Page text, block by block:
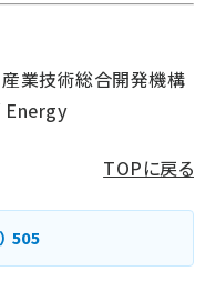
業技術総合開発機構
TOPに戻る
505